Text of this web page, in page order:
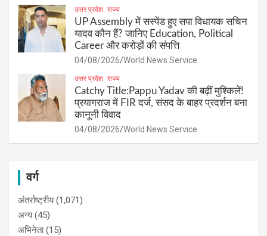
उत्तर प्रदेश राज्य
UP Assembly में सस्पेंड हुए सपा विधायक सचिन
यादव कौन हैं? जानिए Education, Political
Career और करोड़ों की संपत्ति
04/08/2026 World News Service
उत्तर प्रदेश राज्य
Catchy Title:Pappu Yadav की बढ़ीं मुश्किलें!
प्रयागराज में FIR दर्ज, संसद के बाहर प्रदर्शन बना
कानूनी विवाद
04/08/2026 World News Service
वर्ग
अंतर्राष्ट्रीय(1,071)
अन्य(45)
अभिनेता(15)